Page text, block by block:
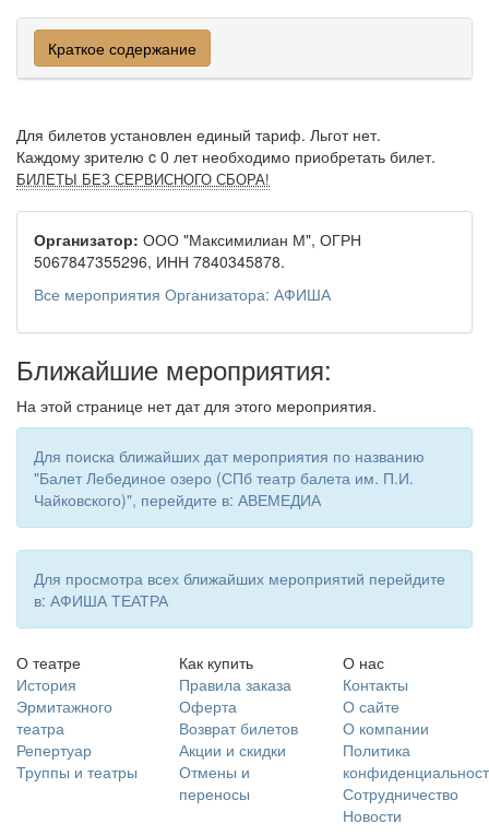
Краткое содержание
Для билетов установлен единый тариф. Льгот нет.
Каждому зрителю c 0 лет необходимо приобретать билет.
БИЛЕТЫ БЕЗ СЕРВИСНОГО СБОРА!
Организатор: ООО "Максимилиан М", ОГРН
5067847355296, ИНН 7840345878.
Все мероприятия Организатора: АФИША
Ближайшие мероприятия:
На этой странице нет дат для этого мероприятия.
Для поиска ближайших дат мероприятия по названию
"Балет Лебединое озеро (СПб театр балета им. П.И.
Чайковского)", перейдите в: АВЕМЕДИА
Для просмотра всех ближайших мероприятий перейдите
в: АФИША ТЕАТРА
О театре
История
Эрмитажного
театра
Репертуар
Труппы и театры
Как купить
Правила заказа
Оферта
Возврат билетов
Акции и скидки
Отмены и
переносы
О нас
Контакты
О сайте
О компании
Политика
Сотрудничество
Новости